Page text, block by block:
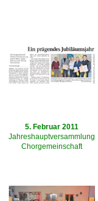
5. Februar 2011
Jahreshauptversammlung
Chorgemeinschaft